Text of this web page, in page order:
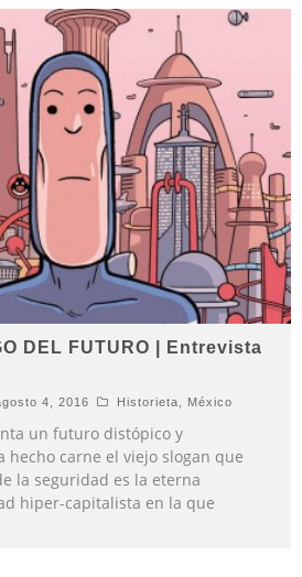
DEL FUTURO | Entrevista
4, 2016 Historieta México
un futuro distópico y
hecho carne el viejo slogan que
la seguridad es la eterna
hiper-capitalista en la que